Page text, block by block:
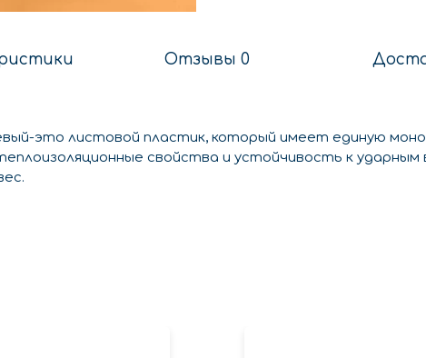
Отзывы 0
это листовой пластик, который имеет единую
свойства и устойчивость к ударным